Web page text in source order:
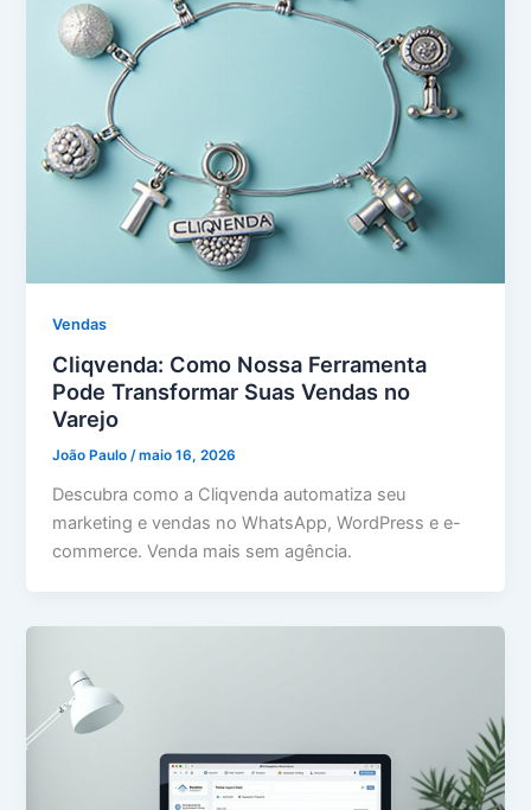
Vendas
Cliqvenda: Como Nossa Ferramenta
Pode Transformar Suas Vendas no
Varejo
João Paulo/maio 16, 2026
Descubra como a Cliqvenda automatiza seu
marketing e vendas no WhatsApp, WordPress e e-
commerce. Venda mais sem agência.